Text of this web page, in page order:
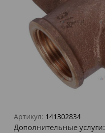
Артикул: 141302834
Дополнительные услуги: